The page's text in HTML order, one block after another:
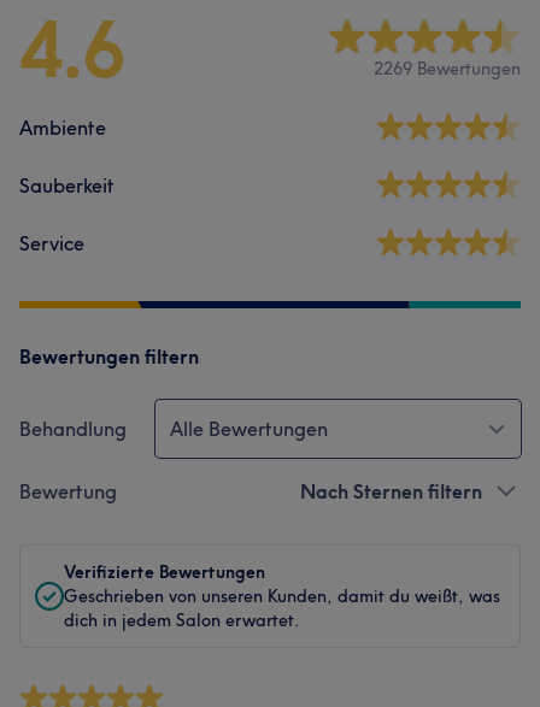
4.6 2269 Bewertungen
Ambiente
Sauberkeit
Service
Bewertungen filtern
Behandlung Alle Bewertungen
Bewertung Nach Sternen filtern
Verifizierte Bewertungen
Geschrieben von unseren Kunden, damit du weißt, was
dich in jedem Salon erwartet.